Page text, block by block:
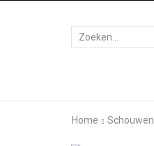
Home Schouwen